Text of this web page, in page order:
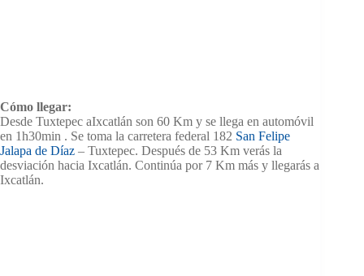
Cómo llegar:
Desde Tuxtepec aIxcatlán son 60 Km y se llega en automóvil
en 1h30min . Se toma la carretera federal 182 San Felipe
Jalapa de Díaz – Tuxtepec. Después de 53 Km verás la
desviación hacia Ixcatlán. Continúa por 7 Km más y llegarás a
Ixcatlán.